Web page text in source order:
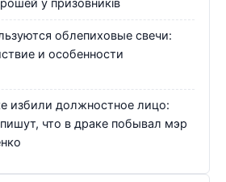
у призовників
облепиховые свечи:
и особенности
избили должностное лицо:
что в драке побывал мэр